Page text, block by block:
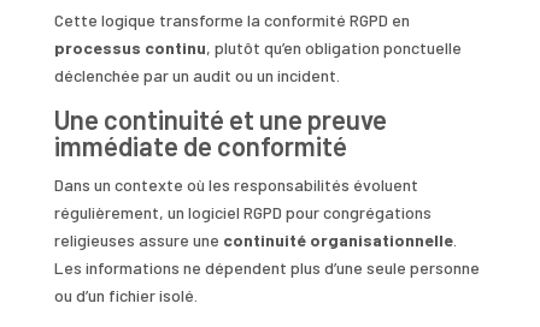
Cette logique transforme la conformité RGPD en
processus continu, plutôt qu’en obligation ponctuelle
déclenchée par un audit ou un incident.
Une continuité et une preuve
immédiate de conformité
Dans un contexte où les responsabilités évoluent
régulièrement, un logiciel RGPD pour congrégations
religieuses assure une continuité organisationnelle.
Les informations ne dépendent plus d’une seule personne
ou d’un fichier isolé.